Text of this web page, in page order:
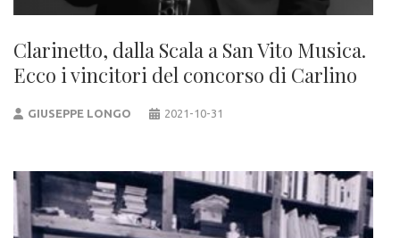
Clarinetto, dalla Scala a San Vito Musica.
Ecco i vincitori del concorso di Carlino
GIUSEPPE LONGO 2021-10-31